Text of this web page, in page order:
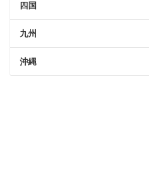
四国
九州
沖縄